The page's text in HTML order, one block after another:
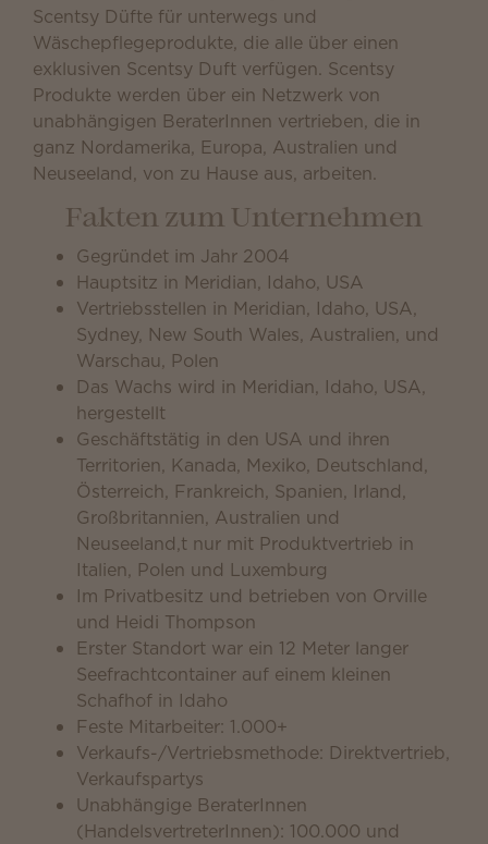
Scentsy Düfte für unterwegs und
Wäschepflegeprodukte, die alle über einen
exklusiven Scentsy Duft verfügen. Scentsy
Produkte werden über ein Netzwerk von
unabhängigen BeraterInnen vertrieben, die in
ganz Nordamerika, Europa, Australien und
Neuseeland, von zu Hause aus, arbeiten.
Fakten zum Unternehmen
Gegründet im Jahr 2004
Hauptsitz in Meridian, Idaho, USA
Vertriebsstellen in Meridian, Idaho, USA,
Sydney, New South Wales, Australien, und
Warschau, Polen
Das Wachs wird in Meridian, Idaho, USA,
hergestellt
Geschäftstätig in den USA und ihren
Territorien, Kanada, Mexiko, Deutschland,
Österreich, Frankreich, Spanien, Irland,
Großbritannien, Australien und
Neuseeland,t nur mit Produktvertrieb in
Italien, Polen und Luxemburg
Im Privatbesitz und betrieben von Orville
und Heidi Thompson
Erster Standort war ein 12 Meter langer
Seefrachtcontainer auf einem kleinen
Schafhof in Idaho
Feste Mitarbeiter: 1.000+
Verkaufs-/Vertriebsmethode: Direktvertrieb,
Verkaufspartys
Unabhängige BeraterInnen
(HandelsvertreterInnen): 100.000 und